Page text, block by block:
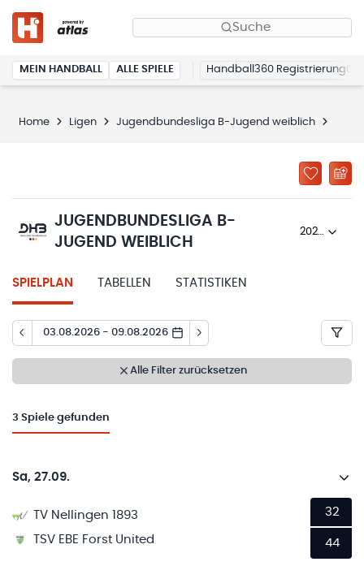
Suche
MEIN HANDBALL ALLE SPIELE Handball360 Registrierung
Home Ligen Jugendbundesliga B-Jugend weiblich
JUGENDBUNDESLIGA B-
JUGEND WEIBLICH
2025/26
SPIELPLAN TABELLEN STATISTIKEN
03.08.2026 - 09.08.2026
Alle Filter zurücksetzen
3 Spiele gefunden
Sa, 27.09.
TV Nellingen 1893
TSV EBE Forst United
32
44